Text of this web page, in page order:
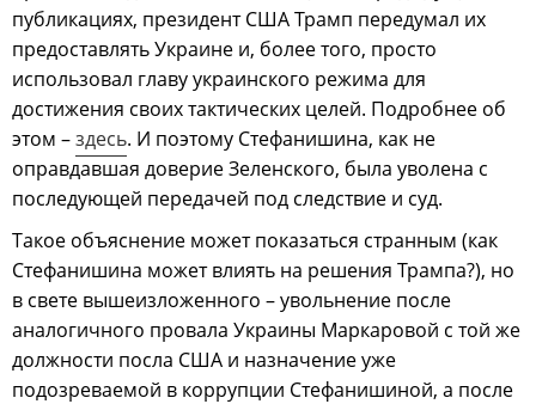
публикациях, президент США Трамп передумал их
предоставлять Украине и, более того, просто
использовал главу украинского режима для
достижения своих тактических целей. Подробнее об
этом –здесь. И поэтому Стефанишина, как не
оправдавшая доверие Зеленского, была уволена с
последующей передачей под следствие и суд.
Такое объяснение может показаться странным (как
Стефанишина может влиять на решения Трампа?), но
в свете вышеизложенного – увольнение после
аналогичного провала Украины Маркаровой с той же
должности посла США и назначение уже
подозреваемой в коррупции Стефанишиной, а после